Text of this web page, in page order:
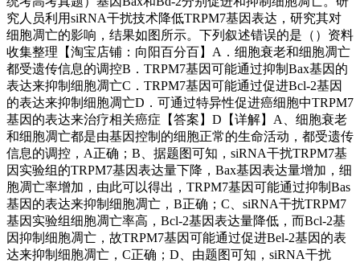
究人员利用siRNA干扰技术降低TRPM7基因表达，研究其对
细胞凋亡的影响，结果如图所示。下列叙述错误的是（）资料
收集整理【淘宝店铺：向阳百分百】A．细胞衰老和细胞凋亡
都受遗传信息的调控B．TRPM7基因可能通过抑制Bax基因的
表达来抑制细胞凋亡C．TRPM7基因可能通过促进Bcl-2基因
的表达来抑制细胞凋亡D．可通过特异性促进癌细胞中TRPM7
基因的表达来治疗相关癌症【答案】D【详解】A、细胞衰老
和细胞凋亡都是由基因控制的细胞正常的生命活动，都受遗传
信息的调控，A正确；B、据题图可知，siRNA干扰TRPM7基
因实验组的TRPM7基因表达量下降，Bax基因表达量增加，细
胞凋亡率增加，由此可以得出，TRPM7基因可能通过抑制Bas
基因的表达来抑制细胞凋亡，B正确；C、siRNA干扰TRPM7
基因实验组细胞凋亡率高，Bcl-2基因表达量降低，而Bcl-2基
因抑制细胞凋亡，故TRPM7基因可能通过促进Bel-2基因的表
达来抑制细胞凋亡，C正确；D、由题图可知，siRNA干扰